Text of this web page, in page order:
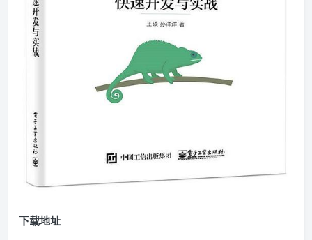
下载地址